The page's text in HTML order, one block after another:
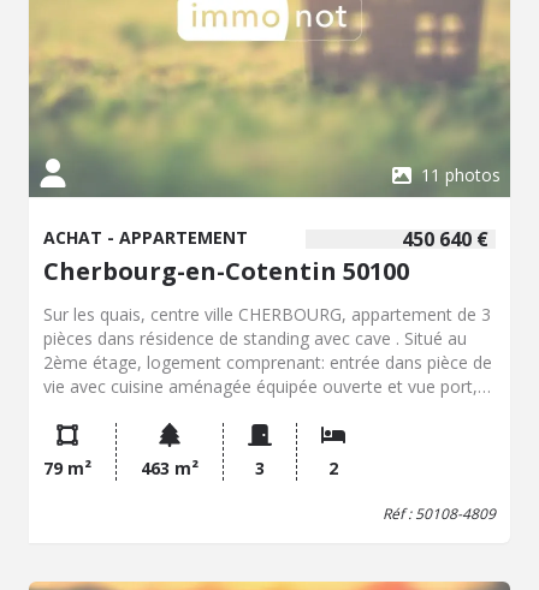
11 photos
450 640 €
ACHAT - APPARTEMENT
Cherbourg-en-Cotentin 50100
Sur les quais, centre ville CHERBOURG, appartement de 3
pièces dans résidence de standing avec cave . Situé au
2ème étage, logement comprenant: entrée dans pièce de
vie avec cuisine aménagée équipée ouverte et vue port,
petite chambre avec un coin bureau (possibilité de faire
qu'une seule pièce), 2ème chambre avec balcon/terrasse.
Belles prestations. Possibilité d'acquérir un garage fermé
en plus dans la résidence (au prix de 20.000 €).
79 m² 463 m² 3 2
Réf : 50108-4809